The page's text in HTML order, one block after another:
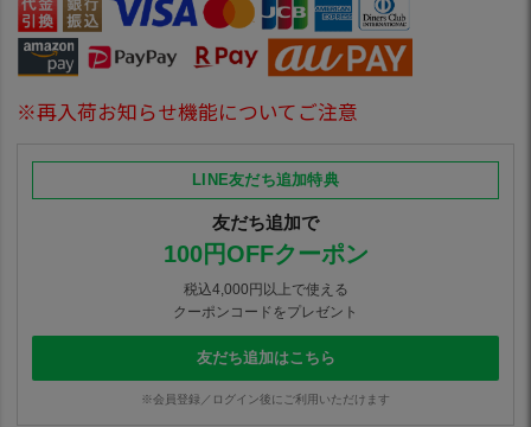
※再入荷お知らせ機能についてご注意
LINE友だち追加特典
友だち追加で
100円OFFクーポン
税込4,000円以上で使える
クーポンコードをプレゼント
友だち追加はこちら
※会員登録／ログイン後にご利用いただけます